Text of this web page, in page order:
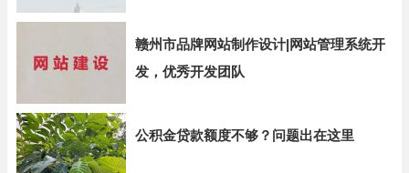
赣州市品牌网站制作设计|网站管理系统开
发，优秀开发团队
公积金贷款额度不够？问题出在这里